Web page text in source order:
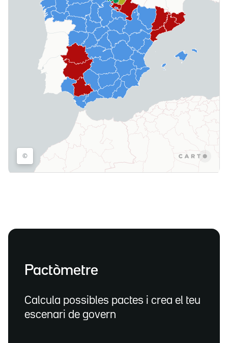
Pactòmetre
Calcula possibles pactes i crea el teu
escenari de govern